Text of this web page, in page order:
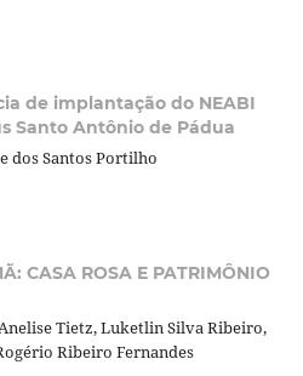
de implantação do NEABI
Santo Antônio de Pádua
dos Santos Portilho
CASA ROSA E PATRIMÔNIO
Tietz, Luketlin Silva Ribeiro,
Ribeiro Fernandes